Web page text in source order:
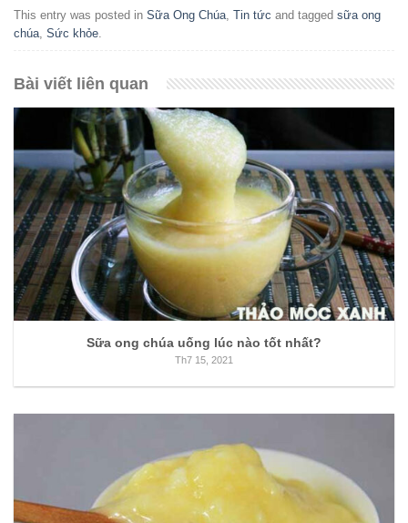
This entry was posted in Sữa Ong Chúa, Tin tức and tagged sữa ong
chúa, Sức khỏe.
Bài viết liên quan
Sữa ong chúa uống lúc nào tốt nhất?
Th7 15, 2021